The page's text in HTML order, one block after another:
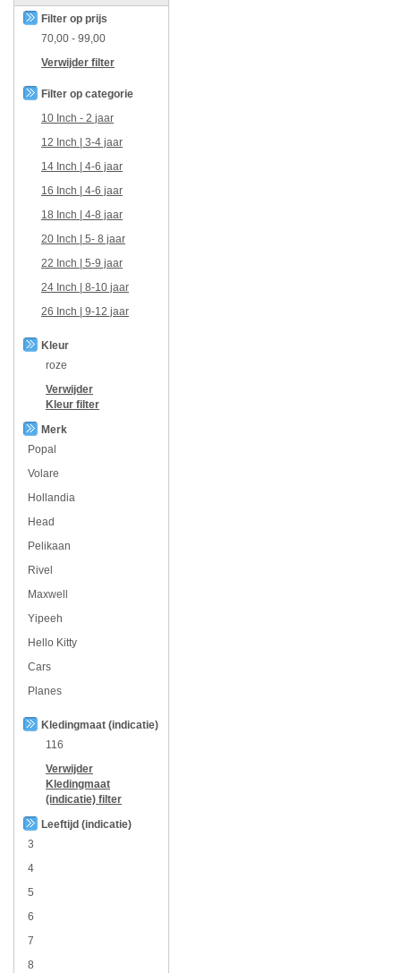
Filter op prijs
70,00 - 99,00
Verwijder filter
Filter op categorie
10 Inch - 2 jaar
12 Inch | 3-4 jaar
14 Inch | 4-6 jaar
16 Inch | 4-6 jaar
18 Inch | 4-8 jaar
20 Inch | 5- 8 jaar
22 Inch | 5-9 jaar
24 Inch | 8-10 jaar
26 Inch | 9-12 jaar
Kleur
roze
Verwijder
Kleur filter
Merk
Popal
Volare
Hollandia
Head
Pelikaan
Rivel
Maxwell
Yipeeh
Hello Kitty
Cars
Planes
Kledingmaat (indicatie)
116
Verwijder
Kledingmaat
(indicatie) filter
Leeftijd (indicatie)
3
4
5
6
7
8